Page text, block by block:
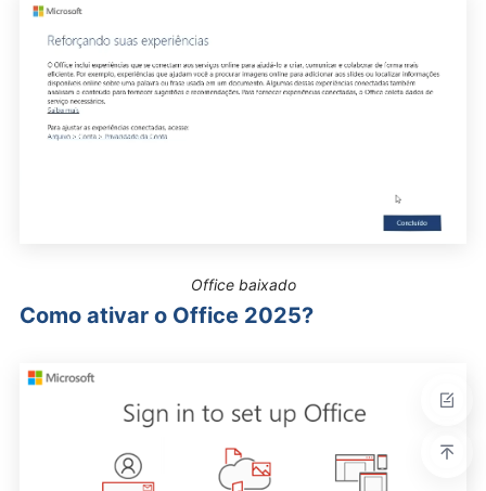
Office baixado
Como ativar o Office 2025?